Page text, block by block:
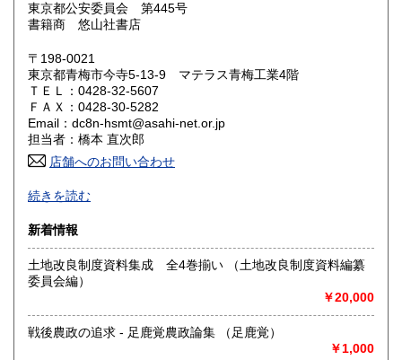
鳥取県 1,600円
岡山県
山口県 1,600円
香川県 1,600円 愛媛県
高知県 1,600円
佐賀県
熊本県 1,600円 大分県 1,600円
宮崎県
1,600円
東京都公安委員会 第445号
書籍商 悠山社書店
〒198-0021
東京都青梅市今寺5-13-9 マテラス青梅工業4階
ＴＥＬ：0428-32-5607
ＦＡＸ：0428-30-5282
Email：dc8n-hsmt@asahi-net.or.jp
担当者：橋本 直次郎
店舗へのお問い合わせ
誠実・迅速
沿線名：青梅線
最寄駅：小作駅
営業時間：am.9〜pm.5
定休日：特になし
専門書、雑誌、資料買い入れしております。
続きを読む
新着情報
土地改良制度資料集成 全4巻揃い （土地改良制度資料編纂
委員会編）
￥20,000
戦後農政の追求 - 足鹿覚農政論集 （足鹿覚）
￥1,000